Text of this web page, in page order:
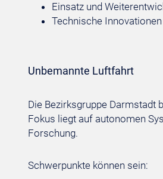
Einsatz und
Technische
Unbemannte Luftfahrt
Die Bezirksgruppe Darmstadt
Fokus liegt auf autonomen
Forschung.
Schwerpunkte können sein: